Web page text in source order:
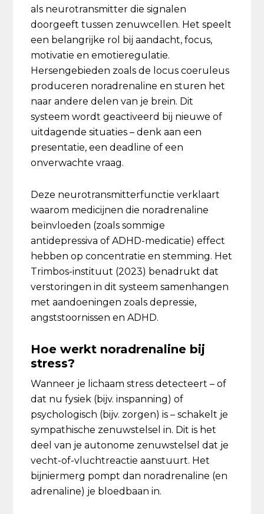
als neurotransmitter die signalen
doorgeeft tussen zenuwcellen. Het speelt
een belangrijke rol bij aandacht, focus,
motivatie en emotieregulatie.
Hersengebieden zoals de locus coeruleus
produceren noradrenaline en sturen het
naar andere delen van je brein. Dit
systeem wordt geactiveerd bij nieuwe of
uitdagende situaties – denk aan een
presentatie, een deadline of een
onverwachte vraag.
Deze neurotransmitterfunctie verklaart
waarom medicijnen die noradrenaline
beïnvloeden (zoals sommige
antidepressiva of ADHD-medicatie) effect
hebben op concentratie en stemming. Het
Trimbos-instituut (2023) benadrukt dat
verstoringen in dit systeem samenhangen
met aandoeningen zoals depressie,
angststoornissen en ADHD.
Hoe werkt noradrenaline bij
stress?
Wanneer je lichaam stress detecteert – of
dat nu fysiek (bijv. inspanning) of
psychologisch (bijv. zorgen) is – schakelt je
sympathische zenuwstelsel in. Dit is het
deel van je autonome zenuwstelsel dat je
vecht-of-vluchtreactie aanstuurt. Het
bijniermerg pompt dan noradrenaline (en
adrenaline) je bloedbaan in.